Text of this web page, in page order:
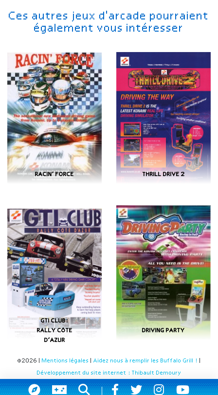
Ces autres jeux d'arcade pourraient
également vous intéresser
RACIN’ FORCE THRILL DRIVE 2
GTI CLUB:
RALLY CÔTE
D’AZUR
DRIVING PARTY
©2026 | Mentions légales Aidez nous à remplir les Buffalo Grill !
Développement du site internet : Thibault Demoury